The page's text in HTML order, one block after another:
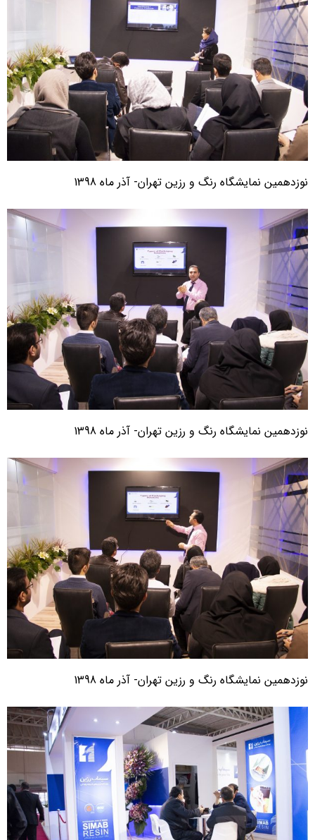
نوزدهمین نمایشگاه رنگ و رزین تهران- آذر ماه 1398
نوزدهمین نمایشگاه رنگ و رزین تهران- آذر ماه 1398
نوزدهمین نمایشگاه رنگ و رزین تهران- آذر ماه 1398